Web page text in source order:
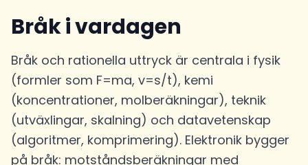
Bråk i vardagen
Bråk och rationella uttryck är centrala i fysik
(formler som F=ma, v=s/t), kemi
(koncentrationer, molberäkningar), teknik
(utväxlingar, skalning) och datavetenskap
(algoritmer, komprimering). Elektronik bygger
på bråk: motståndsberäkningar med